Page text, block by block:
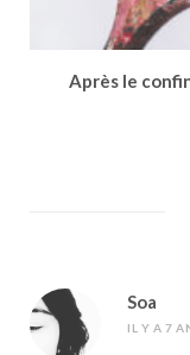
Après le
Soa
IL Y A 7